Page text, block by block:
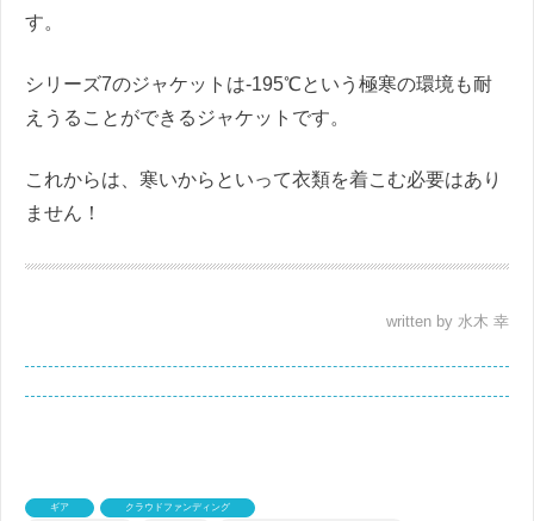
す。
シリーズ7のジャケットは-195℃という極寒の環境も耐
えうることができるジャケットです。
これからは、寒いからといって衣類を着こむ必要はあり
ません！
written by 水木 幸
ギア クラウドファンディング